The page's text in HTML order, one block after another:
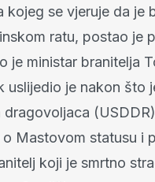
kojeg se vjeruje da je
ratu, postao je
je ministar branitelja
je nakon što
Mastovom statusu i
koji je smrtno